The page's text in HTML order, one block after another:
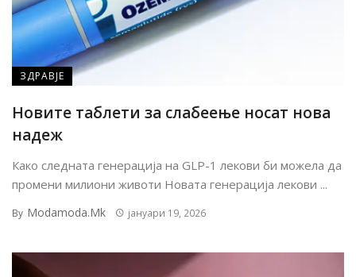
ЗДРАВЈЕ
Новите таблети за слабеење носат нова
надеж
Како следната генерација на GLP-1 лекови би можела да
промени милиони животи Новата генерација лекови ...
By Modamoda.mk јануари 19, 2026